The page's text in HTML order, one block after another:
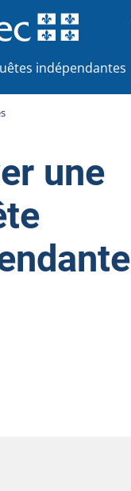
indépendantes
une